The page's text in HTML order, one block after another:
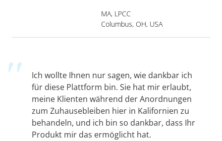
MA, LPCC
Columbus, OH, USA
Ich wollte Ihnen nur sagen, wie dankbar ich
für diese Plattform bin. Sie hat mir erlaubt,
meine Klienten während der Anordnungen
zum Zuhausebleiben hier in Kalifornien zu
behandeln, und ich bin so dankbar, dass Ihr
Produkt mir das ermöglicht hat.